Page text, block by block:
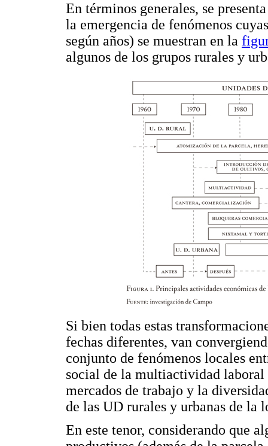
En términos generales, se
la emergencia de fenómenos
según años) se muestran en la
algunos de los grupos rurales y
Si bien todas estas
fechas diferentes, van
conjunto de fenómenos locales
social de la multiactividad laboral
mercados de trabajo y la
de las UD rurales y urbanas de la
En este tenor, considerando que